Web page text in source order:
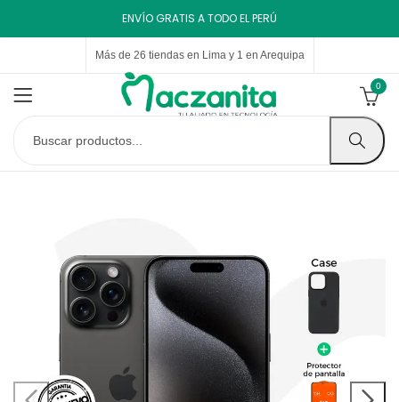
ENVÍO GRATIS A TODO EL PERÚ
Más de 26 tiendas en Lima y 1 en Arequipa
0